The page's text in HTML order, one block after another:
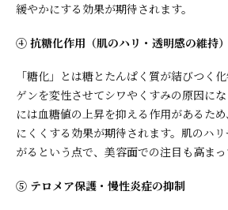
緩やかにする効果が期待されます。
④ 抗糖化作用（肌のハリ・透明感の維持）
「糖化」とは糖とたんぱく質が結びつく
ゲンを変性させてシワやくすみの原因に
には血糖値の上昇を抑える作用があるた
にくくする効果が期待されます。肌のハ
がるという点で、美容面での注目も高まっ
⑤ テロメア保護・慢性炎症の抑制